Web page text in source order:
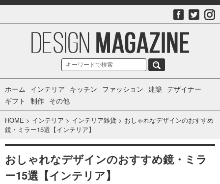
ホーム インテリア キッチン ファッション 建築 デザイナー
ギフト
制作 その他
HOME > インテリア > インテリア雑貨 > おしゃれなデザインのおすすめ
鏡・ミラー15選【インテリア】
おしゃれなデザインのおすすめ鏡・ミラ
ー15選【インテリア】